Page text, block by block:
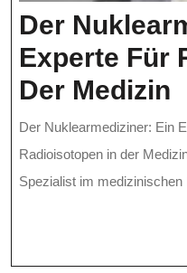
Der
Experte Für
Der Medizin
Der Nuklearmediziner: Ein
Radioisotopen in der
Spezialist im medizinischen